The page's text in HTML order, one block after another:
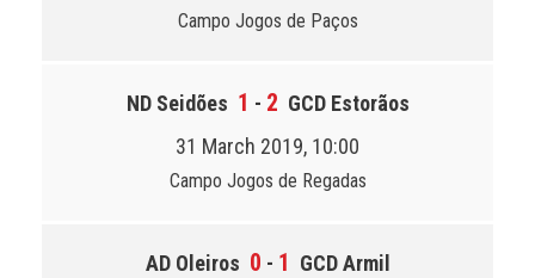
Campo Jogos de Paços
ND Seidões 1 - 2 GCD Estorãos
31 March 2019, 10:00
Campo Jogos de Regadas
AD Oleiros 0 - 1 GCD Armil